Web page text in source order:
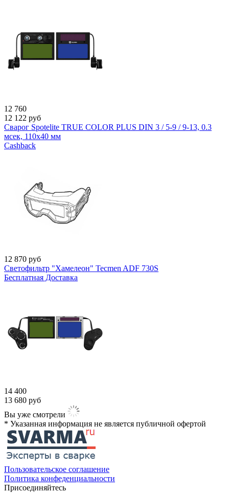
12 760
12 122 руб
Сварог Spotelite TRUE COLOR PLUS DIN 3 / 5-9 / 9-13, 0.3
мсек, 110x40 мм
Cashback
12 870 руб
Светофильтр "Хамелеон" Tecmen ADF 730S
Бесплатная Доставка
14 400
13 680 руб
Вы уже смотрели
* Указанная информация не является публичной офертой​
Пользовательское соглашение
Политика конфеденциальности
Присоединяйтесь